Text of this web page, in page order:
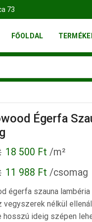
FŐOLDAL
input
Égerfa
Original
price
21
990 Ft.
18 500 Ft Current
price
18
500 Ft.
/m²
11 988 Ft /csomag
égerfa szauna
nélkül
hosszú ideig szépen